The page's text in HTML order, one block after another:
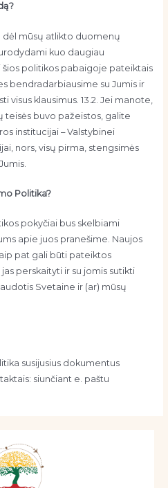
dėl mūsų atlikto duomenų
kuo daugiau
politikos pabaigoje pateiktais
bendradarbiausime su Jumis ir
visus klausimus. 13.2. Jei manote,
teisės buvo pažeistos, galite
institucijai – Valstybinei
nors, visų pirma, stengsimės
Politika?
pokyčiai bus skelbiami
apie juos pranešime. Naujos
pat gali būti pateiktos
perskaityti ir su jomis sutikti
Svetaine ir (ar) mūsų
susijusius dokumentus
siunčiant e. paštu